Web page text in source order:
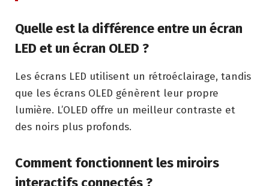
Quelle est la différence entre un écran
LED et un écran OLED ?
Les écrans LED utilisent un rétroéclairage, tandis
que les écrans OLED génèrent leur propre
lumière. L’OLED offre un meilleur contraste et
des noirs plus profonds.
Comment fonctionnent les miroirs